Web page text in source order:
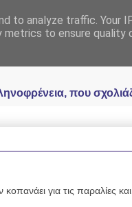
που
για τις παραλίες και
to analyze traffic. Your
to ensure quality